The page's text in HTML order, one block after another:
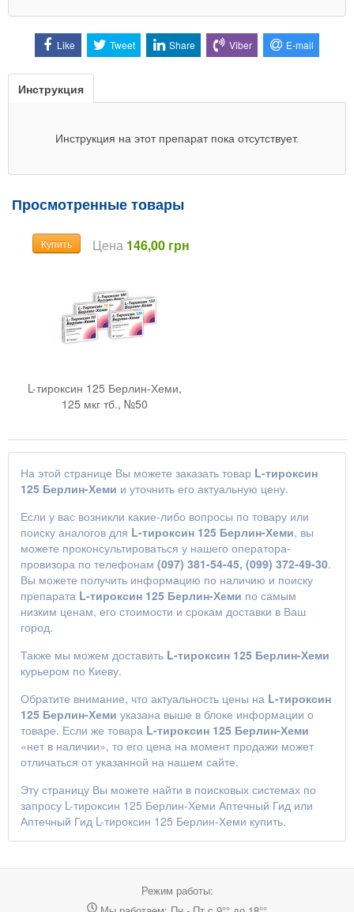
Like Tweet Share Viber E-mail
Инструкция
Инструкция на этот препарат пока отсутствует.
Просмотренные товары
Купить Цена 146,00 грн
L-тироксин 125 Берлин-Хеми,
125 мкг тб., №50
На этой странице Вы можете заказать товар L-тироксин
125 Берлин-Хеми и уточнить его актуальную цену.
Если у вас возникли какие-либо вопросы по товару или
поиску аналогов для L-тироксин 125 Берлин-Хеми, вы
можете проконсультироваться у нашего оператора-
провизора по телефонам (097) 381-54-45, (099) 372-49-30.
Вы можете получить информацию по наличию и поиску
препарата L-тироксин 125 Берлин-Хеми по самым
низким ценам, его стоимости и срокам доставки в Ваш
город.
Также мы можем доставить L-тироксин 125 Берлин-Хеми
курьером по Киеву.
Обратите внимание, что актуальность цены на L-тироксин
125 Берлин-Хеми указана выше в блоке информации о
товаре. Если же товара L-тироксин 125 Берлин-Хеми
«нет в наличии», то его цена на момент продажи может
отличаться от указанной на нашем сайте.
Эту страницу Вы можете найти в поисковых системах по
запросу L-тироксин 125 Берлин-Хеми Аптечный Гид или
Аптечный Гид L-тироксин 125 Берлин-Хеми купить.
Режим работы: